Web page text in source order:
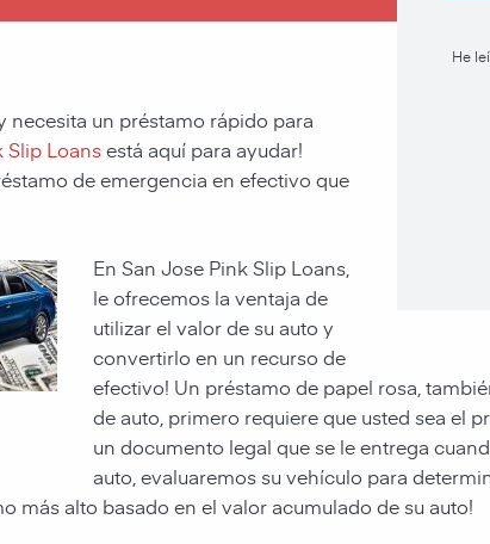
He
necesita un préstamo rápido para
Slip Loansestá aquí para ayudar!
de emergencia en efectivo que
En San Jose Pink Slip Loans,
le ofrecemos la ventaja de
utilizar el valor de su auto y
convertirlo en un recurso de
efectivo! Un préstamo de papel rosa,
de auto, primero requiere que usted sea el
un documento legal que se le entrega
auto, evaluaremos su vehículo para
más alto basado en el valor acumulado de su auto!